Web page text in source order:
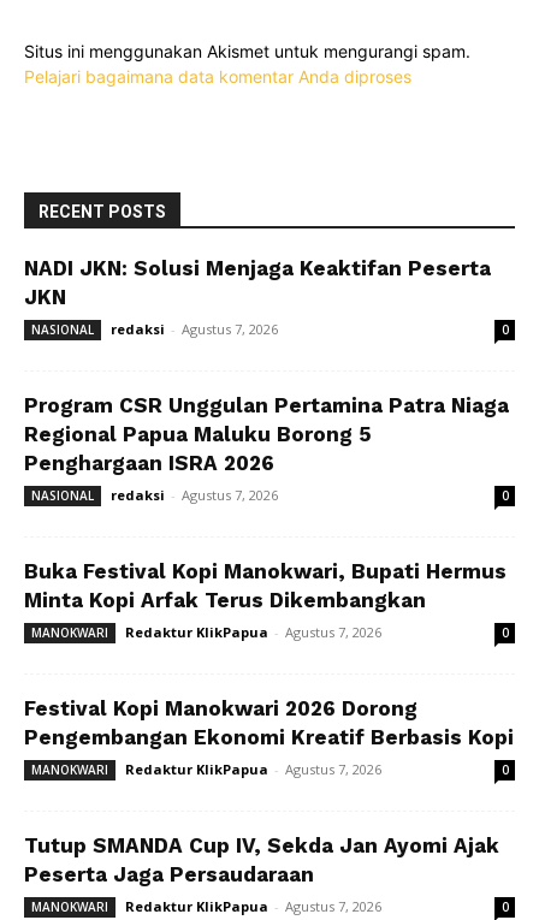
Situs ini menggunakan Akismet untuk mengurangi spam.
Pelajari bagaimana data komentar Anda diproses
RECENT POSTS
NADI JKN: Solusi Menjaga Keaktifan Peserta
JKN
NASIONAL redaksi - Agustus 7, 2026 0
Program CSR Unggulan Pertamina Patra Niaga
Regional Papua Maluku Borong 5
Penghargaan ISRA 2026
NASIONAL redaksi - Agustus 7, 2026 0
Buka Festival Kopi Manokwari, Bupati Hermus
Minta Kopi Arfak Terus Dikembangkan
MANOKWARI Redaktur KlikPapua - Agustus 7, 2026 0
Festival Kopi Manokwari 2026 Dorong
Pengembangan Ekonomi Kreatif Berbasis Kopi
MANOKWARI Redaktur KlikPapua - Agustus 7, 2026 0
Tutup SMANDA Cup IV, Sekda Jan Ayomi Ajak
Peserta Jaga Persaudaraan
MANOKWARI Redaktur KlikPapua - Agustus 7, 2026 0